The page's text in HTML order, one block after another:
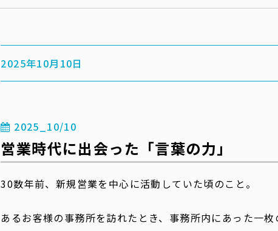
2025年10月10日
2025_10/10
営業時代に出会った「言葉の力」
30数年前、新規営業を中心に活動していた頃のこと。
あるお客様の事務所を訪れたとき、事務所内にあった一